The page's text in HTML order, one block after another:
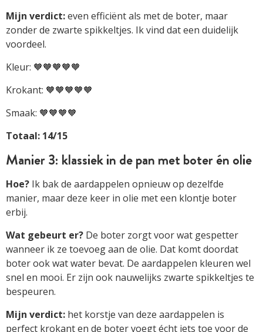
Mijn verdict:even efficiënt als met de boter, maar
zonder de zwarte spikkeltjes. Ik vind dat een duidelijk
voordeel.
Kleur: 🧡🧡🧡🧡🧡
Krokant: 🧡🧡🧡🧡🧡
Smaak: 🧡🧡🧡🧡
Totaal: 14/15
Manier 3: klassiek in de pan met boter én olie
Hoe? Ik bak de aardappelen opnieuw op dezelfde
manier, maar deze keer in olie met een klontje boter
erbij.
Wat gebeurt er? De boter zorgt voor wat gespetter
wanneer ik ze toevoeg aan de olie. Dat komt doordat
boter ook wat water bevat. De aardappelen kleuren wel
snel en mooi. Er zijn ook nauwelijks zwarte spikkeltjes te
bespeuren.
Mijn verdict: het korstje van deze aardappelen is
perfect krokant en de boter voegt écht iets toe voor de